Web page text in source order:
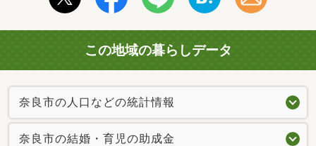
この地域の暮らしデータ
奈良市の人口などの統計情報
奈良市の結婚・育児の助成金